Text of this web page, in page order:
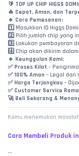
🔰 TOP UP CHIP HIGGS
🔥 Cepat, Aman, dan
🔹 Cara Pemesanan:
1️⃣ Masukkan ID Higgs
2️⃣ Pilih jumlah chip yang
3️⃣ Lakukan pembayaran
4️⃣ Chip akan dikirim dalam
🔹 Keunggulan Kami:
✅ Proses Kilat –
✅ 100% Aman – Legal dan
✅ Harga Terjangkau –
✅ Customer Service
🚀 Beli Sekarang &
Kamu menemukan
Cara Membeli Produk
...